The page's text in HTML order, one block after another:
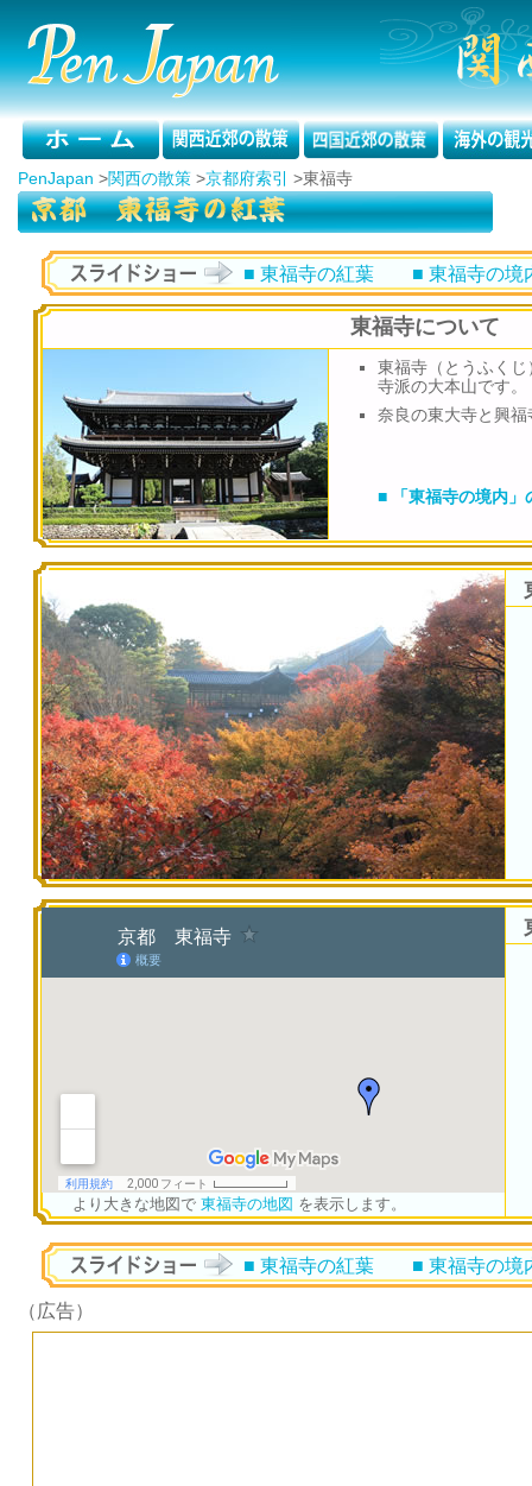
PenJapan >関西の散策 >京都府索引 >東福寺
■ 東福寺の紅葉 ■ 東福寺の境
東福寺について
東福寺（とうふく
寺派の大本山です。
奈良の東大寺と興
■ 「東福寺の境内」
より大きな地図で 東福寺の地図 を表示します。
■ 東福寺の紅葉 ■ 東福寺の境
（広告）